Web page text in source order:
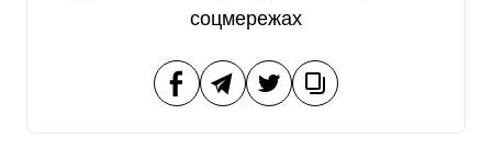
соцмережах